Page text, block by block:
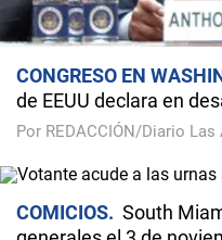
CONGRESO EN
de EEUU declara en
Por REDACCIÓN/Diario
COMICIOS
South